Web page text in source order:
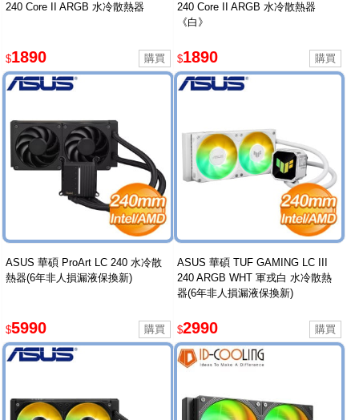
240 Core II ARGB 水冷散熱器
$1890
240 Core II ARGB 水冷散熱器
《白》
$1890
ASUS 華碩 ProArt LC 240 水冷散
熱器(6年非人損漏液保換新)
$5990
ASUS 華碩 TUF GAMING LC III
240 ARGB WHT 軍戎白 水冷散熱
器(6年非人損漏液保換新)
$2990